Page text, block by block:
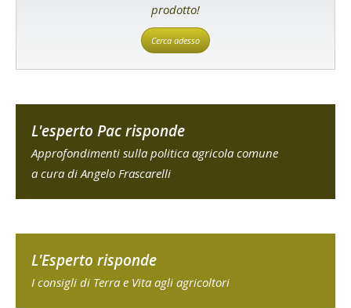
prodotto!
Cerca adesso
L'esperto Pac risponde
Approfondimenti sulla politica agricola comune
a cura di Angelo Frascarelli
L'Esperto risponde
I consigli di Terra e Vita agli agricoltori